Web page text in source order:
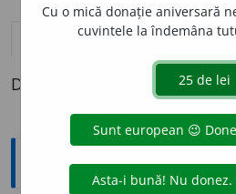
definiții (1) pronunțievolume_up (50)
Definiția cu ID-ul 185032:
Sinonime
Cu o mică donație aniversară
cuvintele la îndemâna